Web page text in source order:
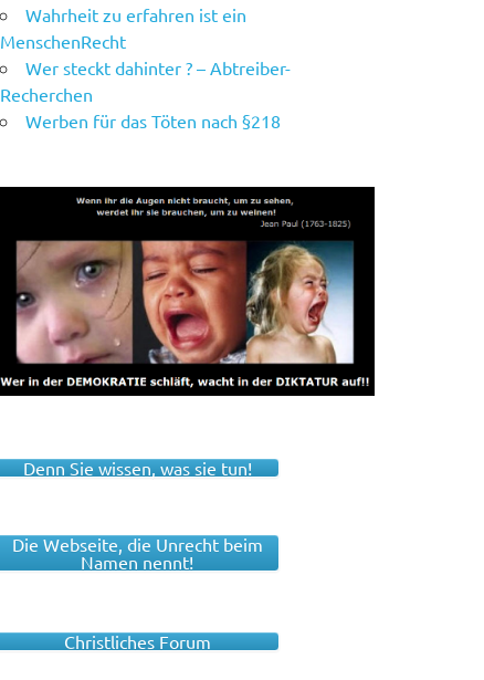
Wahrheit zu erfahren ist ein
MenschenRecht
Wer steckt dahinter ? – Abtreiber-
Recherchen
Werben für das Töten nach §218
Denn Sie wissen, was sie tun!
Die Webseite, die Unrecht beim
Namen nennt!
Christliches Forum